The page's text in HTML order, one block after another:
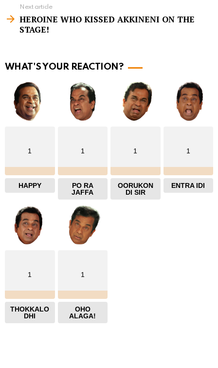
m
e
Next article
HEROINE WHO KISSED AKKINENI ON THE
STAGE!
WHAT'S YOUR REACTION?
1
HAPPY
1
PO RA
JAFFA
1
OORUKON
DI SIR
1
ENTRA IDI
1
THOKKALO
DHI
1
OHO
ALAGA!